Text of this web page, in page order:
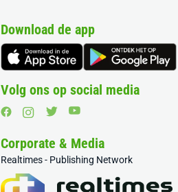
Download de app
Volg ons op social media
Corporate & Media
Realtimes - Publishing Network